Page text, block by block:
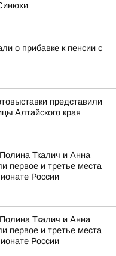
о прибавке к пенсии с
представили
Алтайского края
Ткалич и Анна
первое и третье места
России
Ткалич и Анна
первое и третье места
России